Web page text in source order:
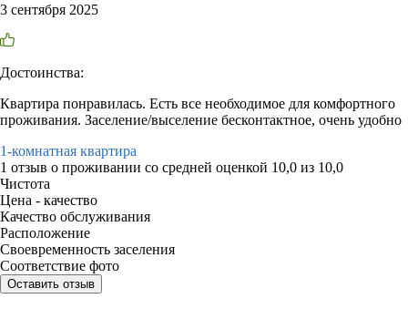
3 сентября 2025
Достоинства:
Квартира понравилась. Есть все необходимое для комфортного
проживания. Заселение/выселение бесконтактное, очень удобно
1-комнатная квартира
1 отзыв о проживании со средней оценкой 10,0 из 10,0
Чистота
Цена - качество
Качество обслуживания
Расположение
Своевременность заселения
Соответствие фото
Оставить отзыв